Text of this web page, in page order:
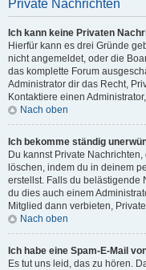
Private Nachrichten
Ich kann keine Privaten
Hierfür kann es drei Gründe
nicht angemeldet, oder die
das komplette Forum
Administrator dir das Recht,
Kontaktiere einen
Nach oben
Ich bekomme ständig
Du kannst Private
löschen, indem du in deinem
erstellst. Falls du belästigende
du dies auch einem
Mitglied dann verbieten,
Nach oben
Ich habe eine Spam-E-Mail
Es tut uns leid, das zu hören.